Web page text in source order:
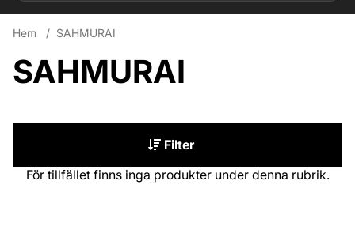
Hem SAHMURAI
SAHMURAI
Filter
Produkter
För tillfället finns inga produkter under denna rubrik.